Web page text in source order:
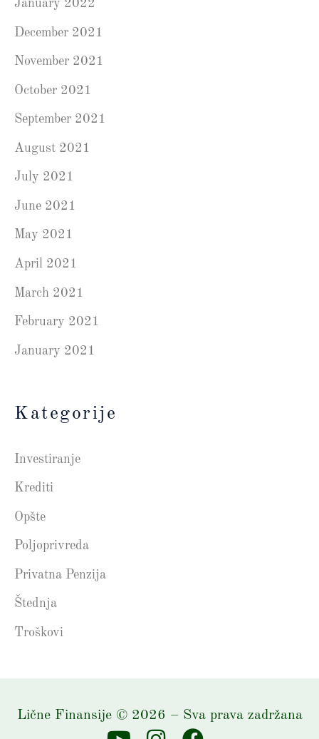
January 2022
December 2021
November 2021
October 2021
September 2021
August 2021
July 2021
June 2021
May 2021
April 2021
March 2021
February 2021
January 2021
Kategorije
Investiranje
Krediti
Opšte
Poljoprivreda
Privatna Penzija
Štednja
Troškovi
Lične Finansije ©2026 – Sva prava zadržana